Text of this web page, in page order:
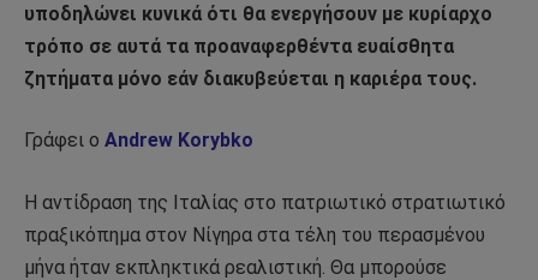
υποδηλώνει κυνικά ότι θα ενεργήσουν με κυρίαρχο
τρόπο σε αυτά τα προαναφερθέντα ευαίσθητα
ζητήματα μόνο εάν διακυβεύεται η καριέρα τους.
Γράφει ο Andrew Korybko
Η αντίδραση της Ιταλίας στο πατριωτικό στρατιωτικό
πραξικόπημα στον Νίγηρα στα τέλη του περασμένου
μήνα ήταν εκπληκτικά ρεαλιστική. Θα μπορούσε